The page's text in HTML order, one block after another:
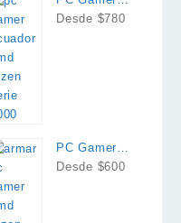
AMD Ryzen
Desde $780
PC Gamer
AMD Ryzen
Desde $600